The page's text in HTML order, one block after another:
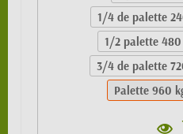
1/4 de palette
1/2 palette 480
3/4 de palette
Palette 960